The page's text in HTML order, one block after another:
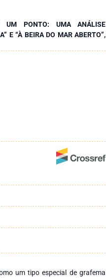
UM PONTO: UMA ANÁLISE
E “À BEIRA DO MAR ABERTO”,
um tipo especial de grafema